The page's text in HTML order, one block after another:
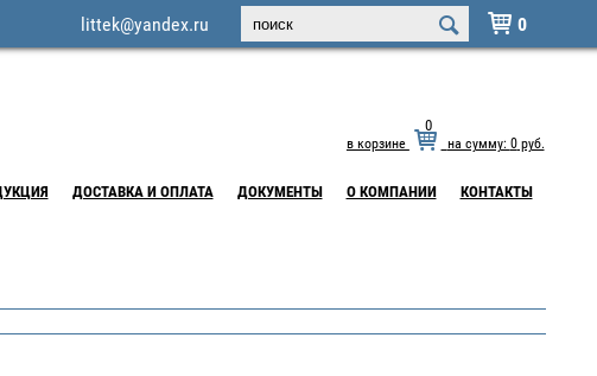
 0
littek@yandex.ru
в корзине
0
на сумму: 0руб.
ДОСТАВКА И ОПЛАТА ДОКУМЕНТЫ О КОМПАНИИ КОНТАКТЫ